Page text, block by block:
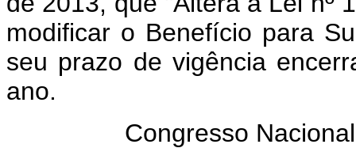
modificar o Benefício para
seu prazo de vigência
ano.
Congresso